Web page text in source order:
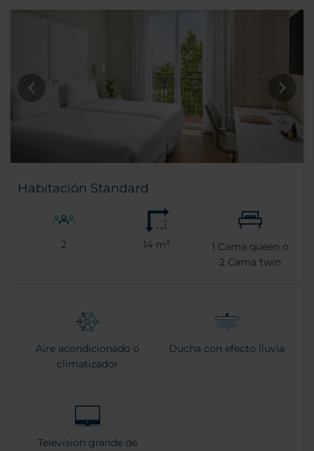
Habitación Standard
2 14 m² 1 Cama queen o
2 Cama twin
Aire acondicionado o
climatizador
Ducha con efecto lluvia
Televisión grande de